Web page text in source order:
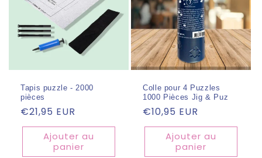
Tapis puzzle - 2000
pièces
Prix
habituel
€21,95 EUR
Ajouter au
panier
Colle pour 4 Puzzles
1000 Pièces Jig & Puz
Prix
habituel
€10,95 EUR
Ajouter au
panier